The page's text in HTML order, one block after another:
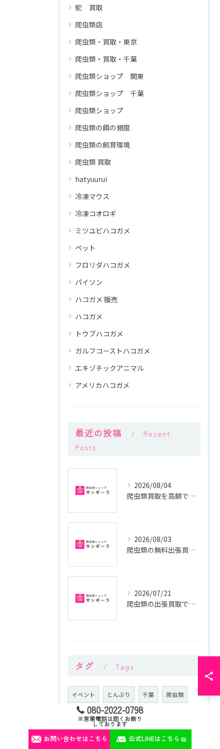
蛇 買取
爬虫類店
爬虫類・買取・東京
爬虫類・買取・千葉
爬虫類ショップ 関東
爬虫類ショップ 千葉
爬虫類ショップ
爬虫類の餌の頻度
爬虫類の飼育環境
爬虫類 買取
hatyuurui
冷凍マウス
冷凍コオロギ
ミツユビハコガメ
ペット
フロリダハコガメ
パイソン
ハコガメ 販売
ハコガメ
トウブハコガメ
ガルフコーストハコガメ
エキゾチックアニマル
アメリカハコガメ
最近の投稿
Recent
Posts
2026/08/04
爬虫類買取を高額で叶える査定準備と安全な手続きガイド
2026/08/03
爬虫類の無料出張買取を安全に利用するための法律と手続きガイド
2026/07/21
爬虫類の出張買取で安心と高額査定を叶える依頼ポイント徹底解説
タグ Tags
イベント とんぶり 千葉 爬虫類
ハコガメ トカゲ ミズガメ
飼育方法 通販 冷凍餌 人工フード
080-2022-0798
※営業電話は固くお断り
しております
お問い合わせはこちら 公式LINEはこちら